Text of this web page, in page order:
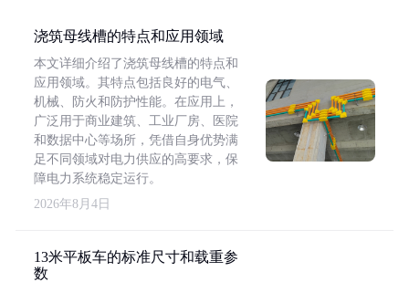
浇筑母线槽的特点和应用领域
本文详细介绍了浇筑母线槽的特点和
应用领域。其特点包括良好的电气、
机械、防火和防护性能。在应用上，
广泛用于商业建筑、工业厂房、医院
和数据中心等场所，凭借自身优势满
足不同领域对电力供应的高要求，保
障电力系统稳定运行。
2026年8月4日
13米平板车的标准尺寸和载重参
数